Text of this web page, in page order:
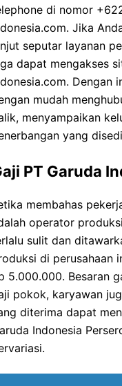
di nomor
Jika
seputar layanan
dapat mengakses
Dengan
mudah
menyampaikan
yang
PT Garuda
membahas
operator
sulit dan
di perusahaan
5.000.000. Besaran
pokok, karyawan
diterima dapat
Indonesia